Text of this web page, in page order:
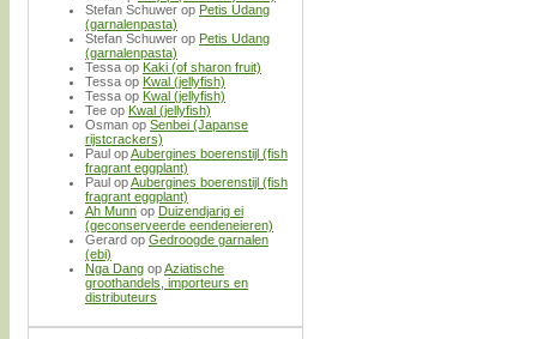
Stefan Schuwer op Petis Udang
(garnalenpasta)
Stefan Schuwer op Petis Udang
(garnalenpasta)
Tessa op Kaki (of sharon fruit)
Tessa op Kwal (jellyfish)
Tessa op Kwal (jellyfish)
Tee op Kwal (jellyfish)
Osman op Senbei (Japanse
rijstcrackers)
Paul opAubergines boerenstijl (fish
fragrant eggplant)
Paul opAubergines boerenstijl (fish
fragrant eggplant)
Ah Munn op Duizendjarig ei
(geconserveerde eendeneieren)
Gerard op Gedroogde garnalen
(ebi)
Nga Dang opAziatische
groothandels, importeurs en
distributeurs